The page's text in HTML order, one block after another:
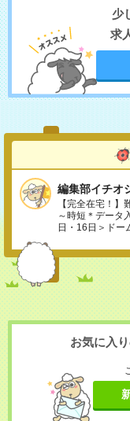
少
求
編集部イチオ
【完全在宅！
～時短＊データ
日・16日＞ドー
お気に入